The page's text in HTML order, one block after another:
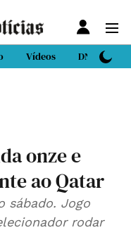
Vídeos DN Sport
onze e
ao Qatar
sábado. Jogo
rodar